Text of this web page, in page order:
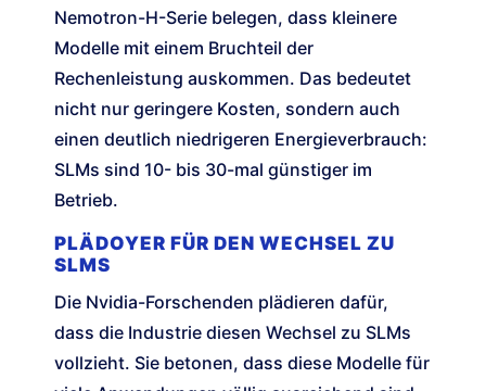
Nemotron-H-Serie belegen, dass kleinere
Modelle mit einem Bruchteil der
Rechenleistung auskommen. Das bedeutet
nicht nur geringere Kosten, sondern auch
einen deutlich niedrigeren Energieverbrauch:
SLMs sind 10- bis 30-mal günstiger im
Betrieb.
PLÄDOYER FÜR DEN WECHSEL ZU
SLMS
Die Nvidia-Forschenden plädieren dafür,
dass die Industrie diesen Wechsel zu SLMs
vollzieht. Sie betonen, dass diese Modelle für